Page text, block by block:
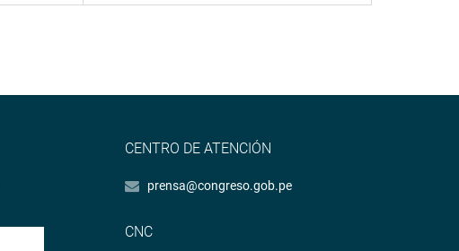
CENTRO DE ATENCIÓN
prensa@congreso.gob.pe
CNC